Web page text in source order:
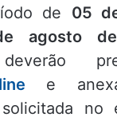
de 05
agosto
deverão
e
no